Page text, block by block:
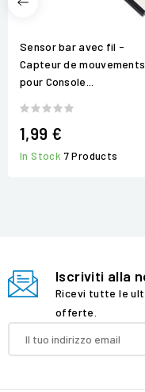
Sensor bar avec fil -
Capteur de mouvements
pour Console...
1,99 €
In Stock 7 Products
Iscriviti alla
Ricevi tutte le
offerte.